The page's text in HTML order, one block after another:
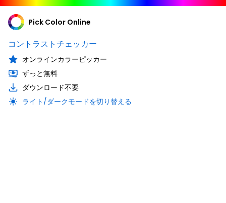
Pick Color Online
コントラストチェッカー
オンラインカラーピッカー
ずっと無料
ダウンロード不要
ライト/ダークモードを切り替える